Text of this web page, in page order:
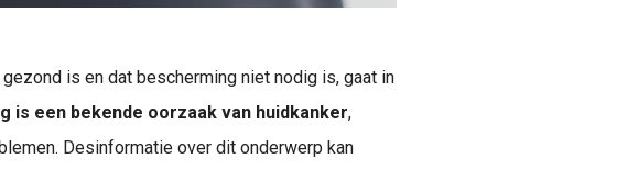
is en dat bescherming niet nodig is, gaat in
is een bekende oorzaak van huidkanker,
Desinformatie over dit onderwerp kan